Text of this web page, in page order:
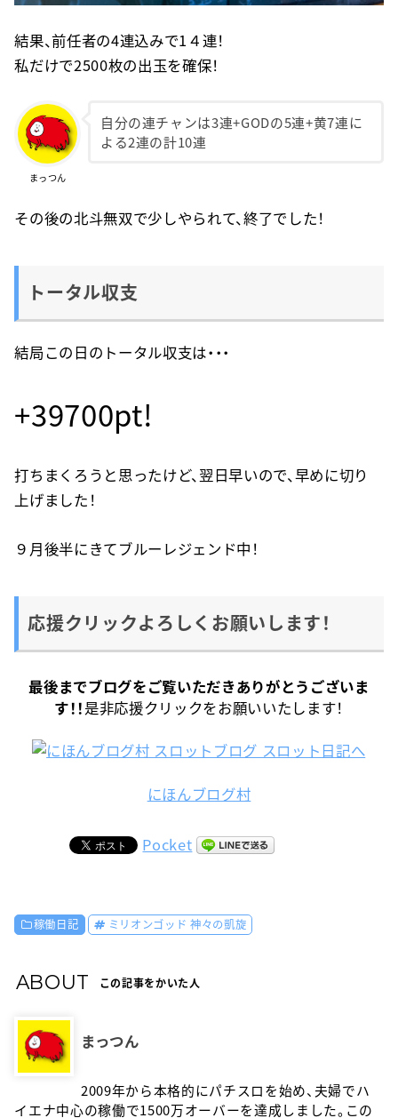
結果、前任者の4連込みで1４連！
私だけで2500枚の出玉を確保！
まっつん
自分の連チャンは3連+GODの5連+黄7連に
よる2連の計10連
その後の北斗無双で少しやられて、終了でした！
トータル収支
結局この日のトータル収支は・・・
+39700pt!
打ちまくろうと思ったけど、翌日早いので、早めに切り
上げました！
９月後半にきてブルーレジェンド中！
応援クリックよろしくお願いします！
最後までブログをご覧いただきありがとうございま
す！！是非応援クリックをお願いいたします！
にほんブログ村
Pocket
稼働日記 ミリオンゴッド 神々の凱旋
ABOUT この記事をかいた人
まっつん
2009年から本格的にパチスロを始め、夫婦でハ
イエナ中心の稼働で1500万オーバーを達成しました。この